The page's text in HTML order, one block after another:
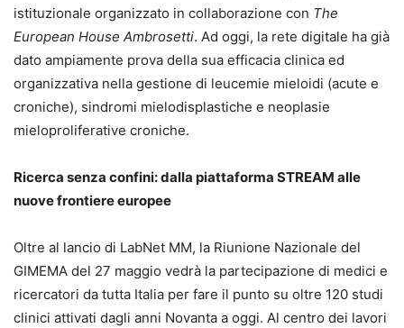
istituzionale organizzato in collaborazione con The
European House Ambrosetti. Ad oggi, la rete digitale ha già
dato ampiamente prova della sua efficacia clinica ed
organizzativa nella gestione di leucemie mieloidi (acute e
croniche), sindromi mielodisplastiche e neoplasie
mieloproliferative croniche.
Ricerca senza confini: dalla piattaforma STREAM alle
nuove frontiere europee
Oltre al lancio di LabNet MM, la Riunione Nazionale del
GIMEMA del 27 maggio vedrà la partecipazione di medici e
ricercatori da tutta Italia per fare il punto su oltre 120 studi
clinici attivati dagli anni Novanta a oggi. Al centro dei lavori